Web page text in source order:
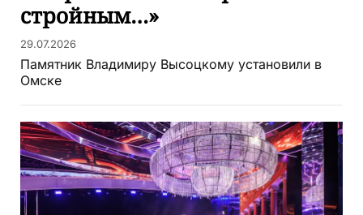
стройным…»
29.07.2026
Памятник Владимиру Высоцкому установили в
Омске